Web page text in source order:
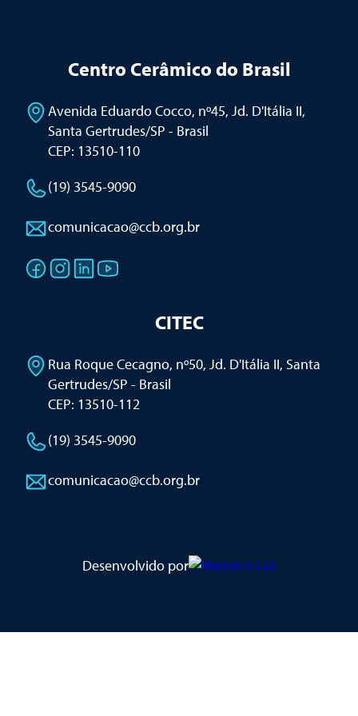
Centro Cerâmico do Brasil
Avenida Eduardo Cocco, nº45, Jd. D'Itália II,
Santa Gertrudes/SP - Brasil
CEP: 13510-110
(19) 3545-9090
comunicacao@ccb.org.br
CITEC
Rua Roque Cecagno, nº50, Jd. D'Itália II, Santa
Gertrudes/SP - Brasil
CEP: 13510-112
(19) 3545-9090
comunicacao@ccb.org.br
Desenvolvido por